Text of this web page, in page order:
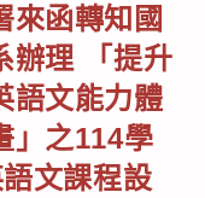
來函轉知國
辦理 「提升
語文能力體
」之114學
文課程設